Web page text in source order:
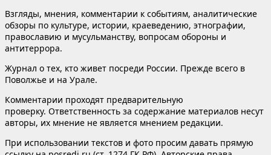
Взгляды, мнения, комментарии к событиям, аналитические
обзоры по культуре, истории, краеведению, этнографии,
православию и мусульманству, вопросам обороны и
антитеррора.
Журнал о тех, кто живет посреди России. Прежде всего в
Поволжье и на Урале.
Комментарии проходят предварительную
проверку. Ответственность за содержание материалов несут
авторы, их мнение не является мнением редакции.
При использовании текстов и фото просим давать прямую